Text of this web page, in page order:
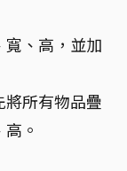
、高，並加
所有物品疊
。